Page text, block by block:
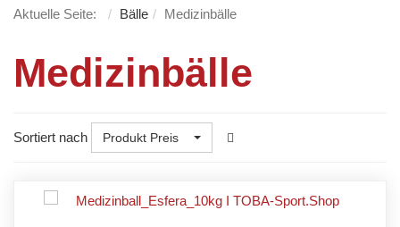
Aktuelle Seite: Bälle Medizinbälle
Medizinbälle
Sortiert nach Produkt Preis